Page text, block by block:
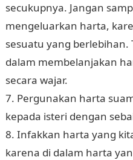
secukupnya. Jangan
mengeluarkan harta,
sesuatu yang
dalam membelanjakan
secara wajar.
7. Pergunakan harta
kepada isteri dengan
8. Infakkan harta yang
karena di dalam harta